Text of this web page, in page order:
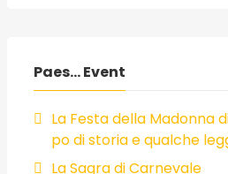
Paes... Event
La Festa della Madonna
po di storia e qualche
La Sagra di Carnevale